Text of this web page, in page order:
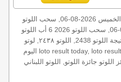
اليكم نتائج اللوتو الخميس, الخميس 2026-08-06, سحب اللوتو
2026-08-06, سحب اللوتو 2026 6 أب اللوتو, loto, lotto, نتيجة
اللوتو, نتيجة اللوتو ٢٤٣٨ نتيجة اللوتو 2438, اللوتو ٢٤٣٨, لوتو
اليوم loto result today, loto results today اللوتو هذا الاسبوع